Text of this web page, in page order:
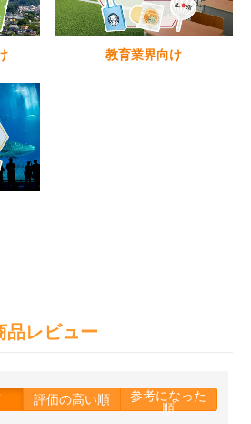
教育業界向け
品レビュー
評価の高い順
参考になった
順